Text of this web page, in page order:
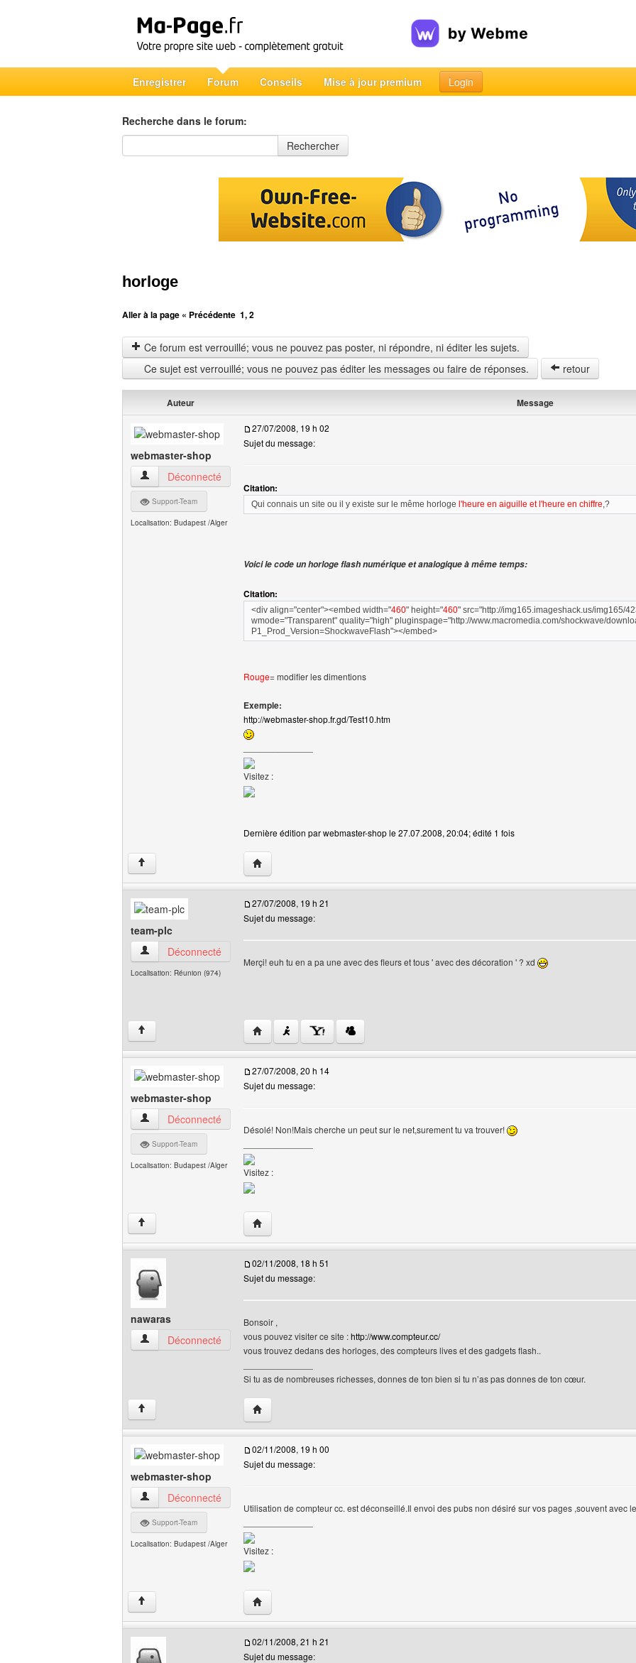
Enregistrer Forum Conseils Mise à jour premium Login
Recherche dans le forum:
Recherche dans le forum
Rechercher
horloge
Aller à la page « Précédente 1,2
Ce forum est verrouillé; vous ne pouvez pas poster, ni répondre, ni éditer les sujets.
Ce sujet est verrouillé; vous ne pouvez pas éditer les messages ou faire de réponses.
retour
Auteur Message
webmaster-shop
webmaster-shop Voir le profil de l'utilisateur
Déconnecté
Support-Team
Localisation: Budapest /Alger
27/07/2008, 19 h 02
Sujet du message:
Citation:
Qui connais un site ou il y existe sur le même horloge l'heure en aiguille et l'heure en chiffre,?
Voici le code un horloge flash numérique et analogique à même temps:
Citation:
<div align="center"><embed width="460" height="460" src="http://img165.imageshack.us/img165/
wmode="Transparent" quality="high" pluginspage="http://www.macromedia.com/shockwave/
P1_Prod_Version=ShockwaveFlash"></embed>
Rouge= modifier les dimentions
Exemple:
http://webmaster-shop.fr.gd/Test10.htm
Visitez :
Dernière édition par webmaster-shop le 27.07.2008, 20:04; édité 1 fois
↑ Visiter le site web de l'utilisateur: webmaster-shop
team-plc
team-plc Voir le profil de l'utilisateur
Déconnecté
Localisation: Réunion (974)
27/07/2008, 19 h 21
Sujet du message:
Merçi! euh tu en a pa une avec des fleurs et tous ' avec des décoration ' ? xd
↑ Visiter le site web de l'utilisateur: team-plc
webmaster-shop
webmaster-shop Voir le profil de l'utilisateur
Déconnecté
Support-Team
Localisation: Budapest /Alger
27/07/2008, 20 h 14
Sujet du message:
Désolé! Non!Mais cherche un peut sur le net,surement tu va trouver!
Visitez :
↑ Visiter le site web de l'utilisateur: webmaster-shop
nawaras
nawaras Voir le profil de l'utilisateur
Déconnecté
02/11/2008, 18 h 51
Sujet du message:
Bonsoir ,
vous pouvez visiter ce site :http://www.compteur.cc/
vous trouvez dedans des horloges, des compteurs lives et des gadgets flash..
Si tu as de nombreuses richesses, donnes de ton bien si tu n’as pas donnes de ton cœur.
↑ Visiter le site web de l'utilisateur: nawaras
webmaster-shop
webmaster-shop Voir le profil de l'utilisateur
Déconnecté
Support-Team
Localisation: Budapest /Alger
02/11/2008, 19 h 00
Sujet du message:
Utilisation de compteur cc. est déconseillé.Il envoi des pubs non désiré sur vos pages ,souvent avec
Visitez :
↑ Visiter le site web de l'utilisateur: webmaster-shop
02/11/2008, 21 h 21
Sujet du message: